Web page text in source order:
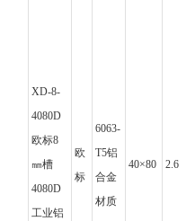
XD-8-
4080D
欧标8
㎜槽
4080D
工业铝
欧
标
6063-
T5铝
合金
材质
40×80 2.6